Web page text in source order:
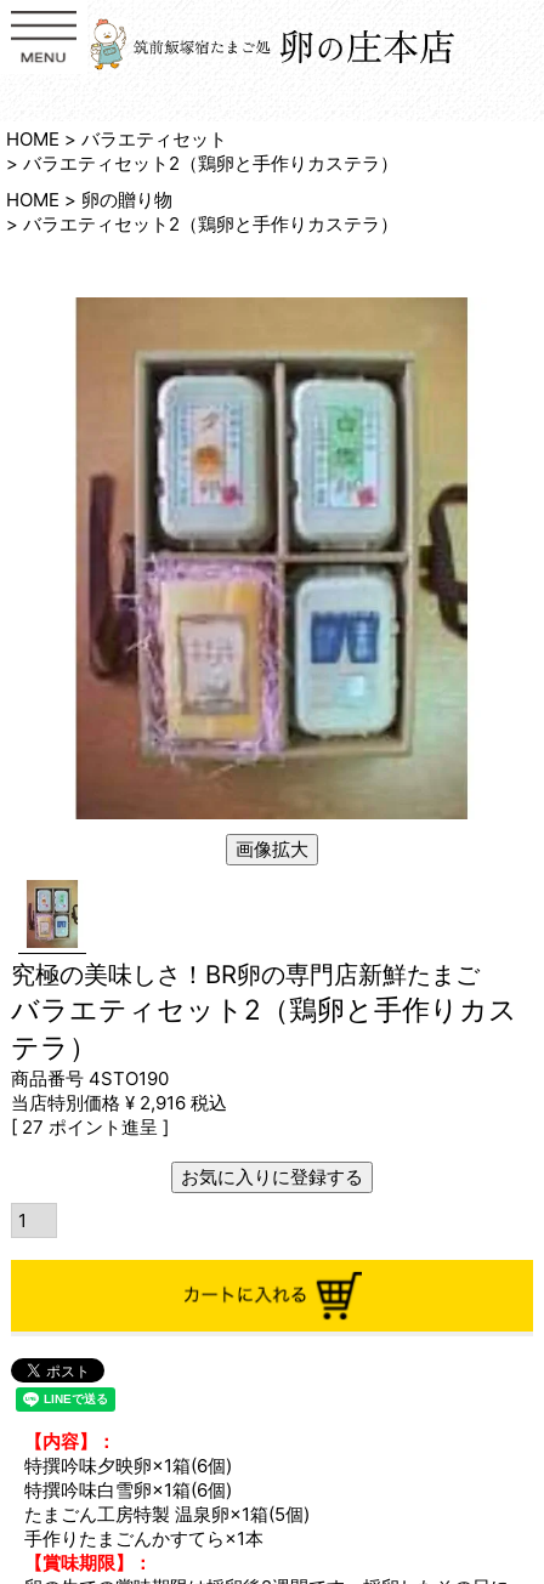
HOME
バラエティセット
バラエティセット2（鶏卵と手作りカステラ）
HOME
卵の贈り物
バラエティセット2（鶏卵と手作りカステラ）
画像拡大
究極の美味しさ！BR卵の専門店新鮮たまご
バラエティセット2（鶏卵と手作りカス
テラ）
商品番号 4STO190
当店特別価格 ¥ 2,916 税込
[ 27 ポイント進呈 ]
お気に入りに登録する
【内容】：
特撰吟味夕映卵×1箱(6個)
特撰吟味白雪卵×1箱(6個)
たまごん工房特製 温泉卵×1箱(5個)
手作りたまごんかすてら×1本
【賞味期限】：